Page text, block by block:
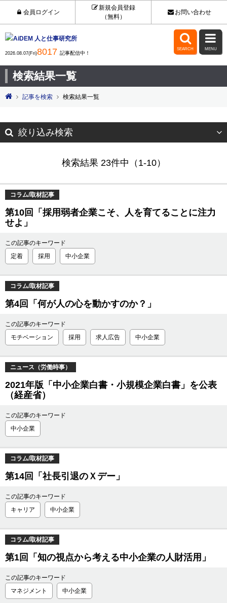
会員ログイン
新規会員登録
（無料）
お問い合わせ
2026.08.07(Fri)8017 記事配信中！

SEARCH

MENU
検索結果一覧
記事を検索 検索結果一覧
絞り込み検索
検索結果 23件中（1-10）
コラム/取材記事
第10回「採用弱者企業こそ、人を育てることに注力
せよ」
この記事のキーワード
定着
採用 中小企業
コラム/取材記事
第4回「何が人の心を動かすのか？」
この記事のキーワード
モチベーション
採用 求人広告 中小企業
ニュース（労働時事）
2021年版「中小企業白書・小規模企業白書」を公表
（経産省）
この記事のキーワード
中小企業
コラム/取材記事
第14回「社長引退のＸデー」
この記事のキーワード
キャリア
中小企業
コラム/取材記事
第1回「知の視点から考える中小企業の人財活用」
この記事のキーワード
マネジメント
中小企業